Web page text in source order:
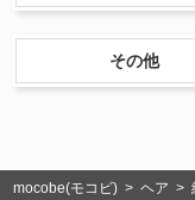
その他
mocobe(モコビ) >ヘア >